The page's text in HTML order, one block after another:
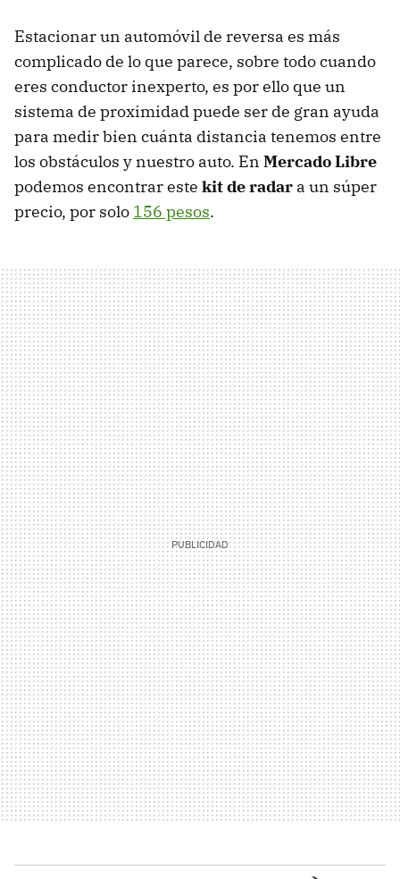
Estacionar un automóvil de reversa es más
complicado de lo que parece, sobre todo cuando
eres conductor inexperto, es por ello que un
sistema de proximidad puede ser de gran ayuda
para medir bien cuánta distancia tenemos entre
los obstáculos y nuestro auto. En Mercado Libre
podemos encontrar este kit de radar a un súper
precio, por solo 156 pesos.